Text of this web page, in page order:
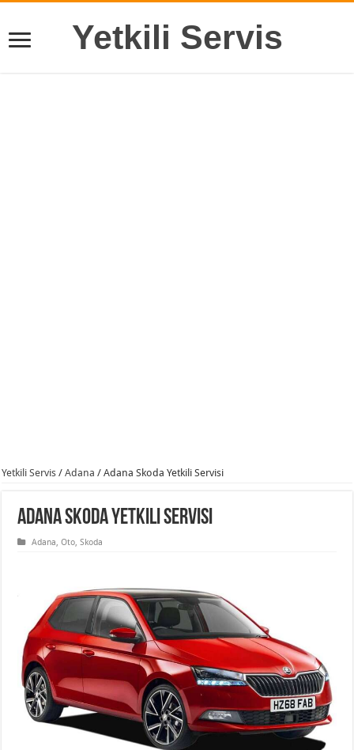
Yetkili Servis
Yetkili Servis / Adana / Adana Skoda Yetkili Servisi
Adana Skoda Yetkili Servisi
Adana,Oto,Skoda